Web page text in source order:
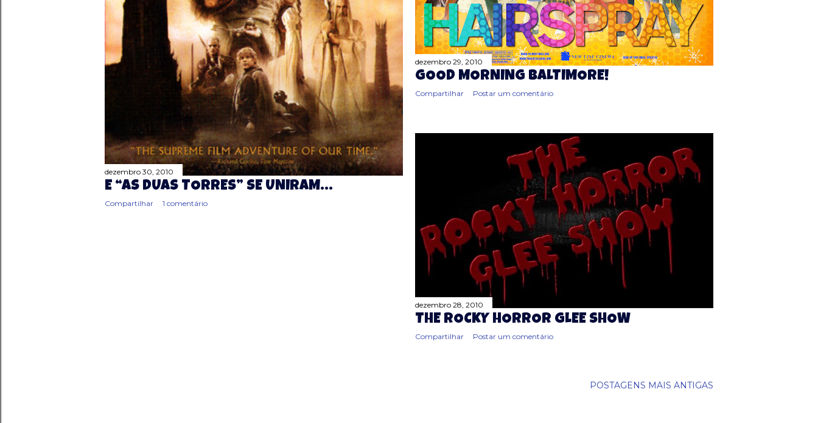
dezembro 30, 2010
E “AS DUAS TORRES” SE UNIRAM...
Compartilhar 1 comentário
dezembro 29, 2010
GOOD MORNING BALTIMORE!
Compartilhar Postar um comentário
dezembro 28, 2010
THE ROCKY HORROR GLEE SHOW
Compartilhar Postar um comentário
POSTAGENS MAIS ANTIGAS